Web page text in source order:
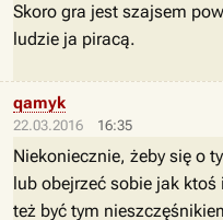
Skoro gra jest szajsem
ludzie ja piracą.
22.03.2016 16:35
qamyk
Niekoniecznie, żeby się o
lub obejrzeć sobie jak
też być tym